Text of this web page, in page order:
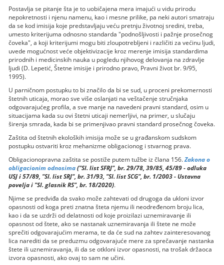
Postavlja se pitanje šta je to uobičajena mera imajući u vidu prirodu
nepokretnosti i njenu namenu, kao i mesne prilike, pa neki autori smatraju
da se kod imisija koje predstavljaju veću pretnju životnoj sredini, treba,
umesto kriterijuma odnosno standarda "podnošljivosti i pažnje prosečnog
čoveka", a koji kriterijumi mogu biti zloupotrebljeni i različiti za većinu ljudi,
uvede mogućnost veće objektivizacije kroz merenje imisija standardima
prirodnih i medicinskih nauka u pogledu njihovog delovanja na zdravlje
ljudi (D. Lepetić, Štetne imisije i prirodno pravo, Pravni život br. 9/95,
1995).
U parničnom postupku to bi značilo da bi se sud, u proceni prekomernosti
štetnih uticaja, morao sve više oslanjati na veštačenje stručnjaka
odgovarajućeg profila, a sve manje na navedeni pravni standard, osim u
situacijama kada su ovi štetni uticaji nemerljivi, na primer, u slučaju
širenja smrada, kada bi se primenjivao pravni standard prosečnog čoveka.
Zaštita od štetnih ekoloških imisija može se u građanskom sudskom
postupku ostvariti kroz mehanizme obligacionog i stvarnog prava.
Obligacionopravna zaštita se postiže putem tužbe iz člana 156.Zakona o
obligacionim odnosima("Sl. list SFRJ", br. 29/78, 39/85, 45/89 - odluka
USJ i 57/89, "Sl. list SRJ", br. 31/93, "Sl. list SCG", br. 1/2003 - Ustavna
povelja i "Sl. glasnik RS", br. 18/2020).
Njime se predviđa da svako može zahtevati od drugoga da ukloni izvor
opasnosti od koga preti znatna šteta njemu ili neodređenom broju lica,
kao i da se uzdrži od delatnosti od koje proizilazi uznemiravanje ili
opasnost od štete, ako se nastanak uznemiravanja ili štete ne može
sprečiti odgovarajućim merama, te da će sud na zahtev zainteresovanog
lica narediti da se preduzmu odgovarajuće mere za sprečavanje nastanka
štete ili uznemiravanja, ili da se otkloni izvor opasnosti, na trošak držaoca
izvora opasnosti, ako ovaj to sam ne učini.